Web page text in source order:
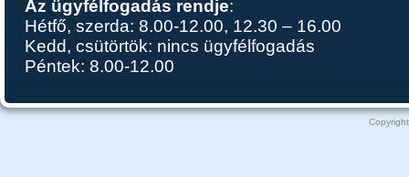
Az ügyfélfogadás rendje:
Hétfő, szerda: 8.00-12.00, 12.30 – 16.00
Kedd, csütörtök: nincs ügyfélfogadás
Péntek: 8.00-12.00